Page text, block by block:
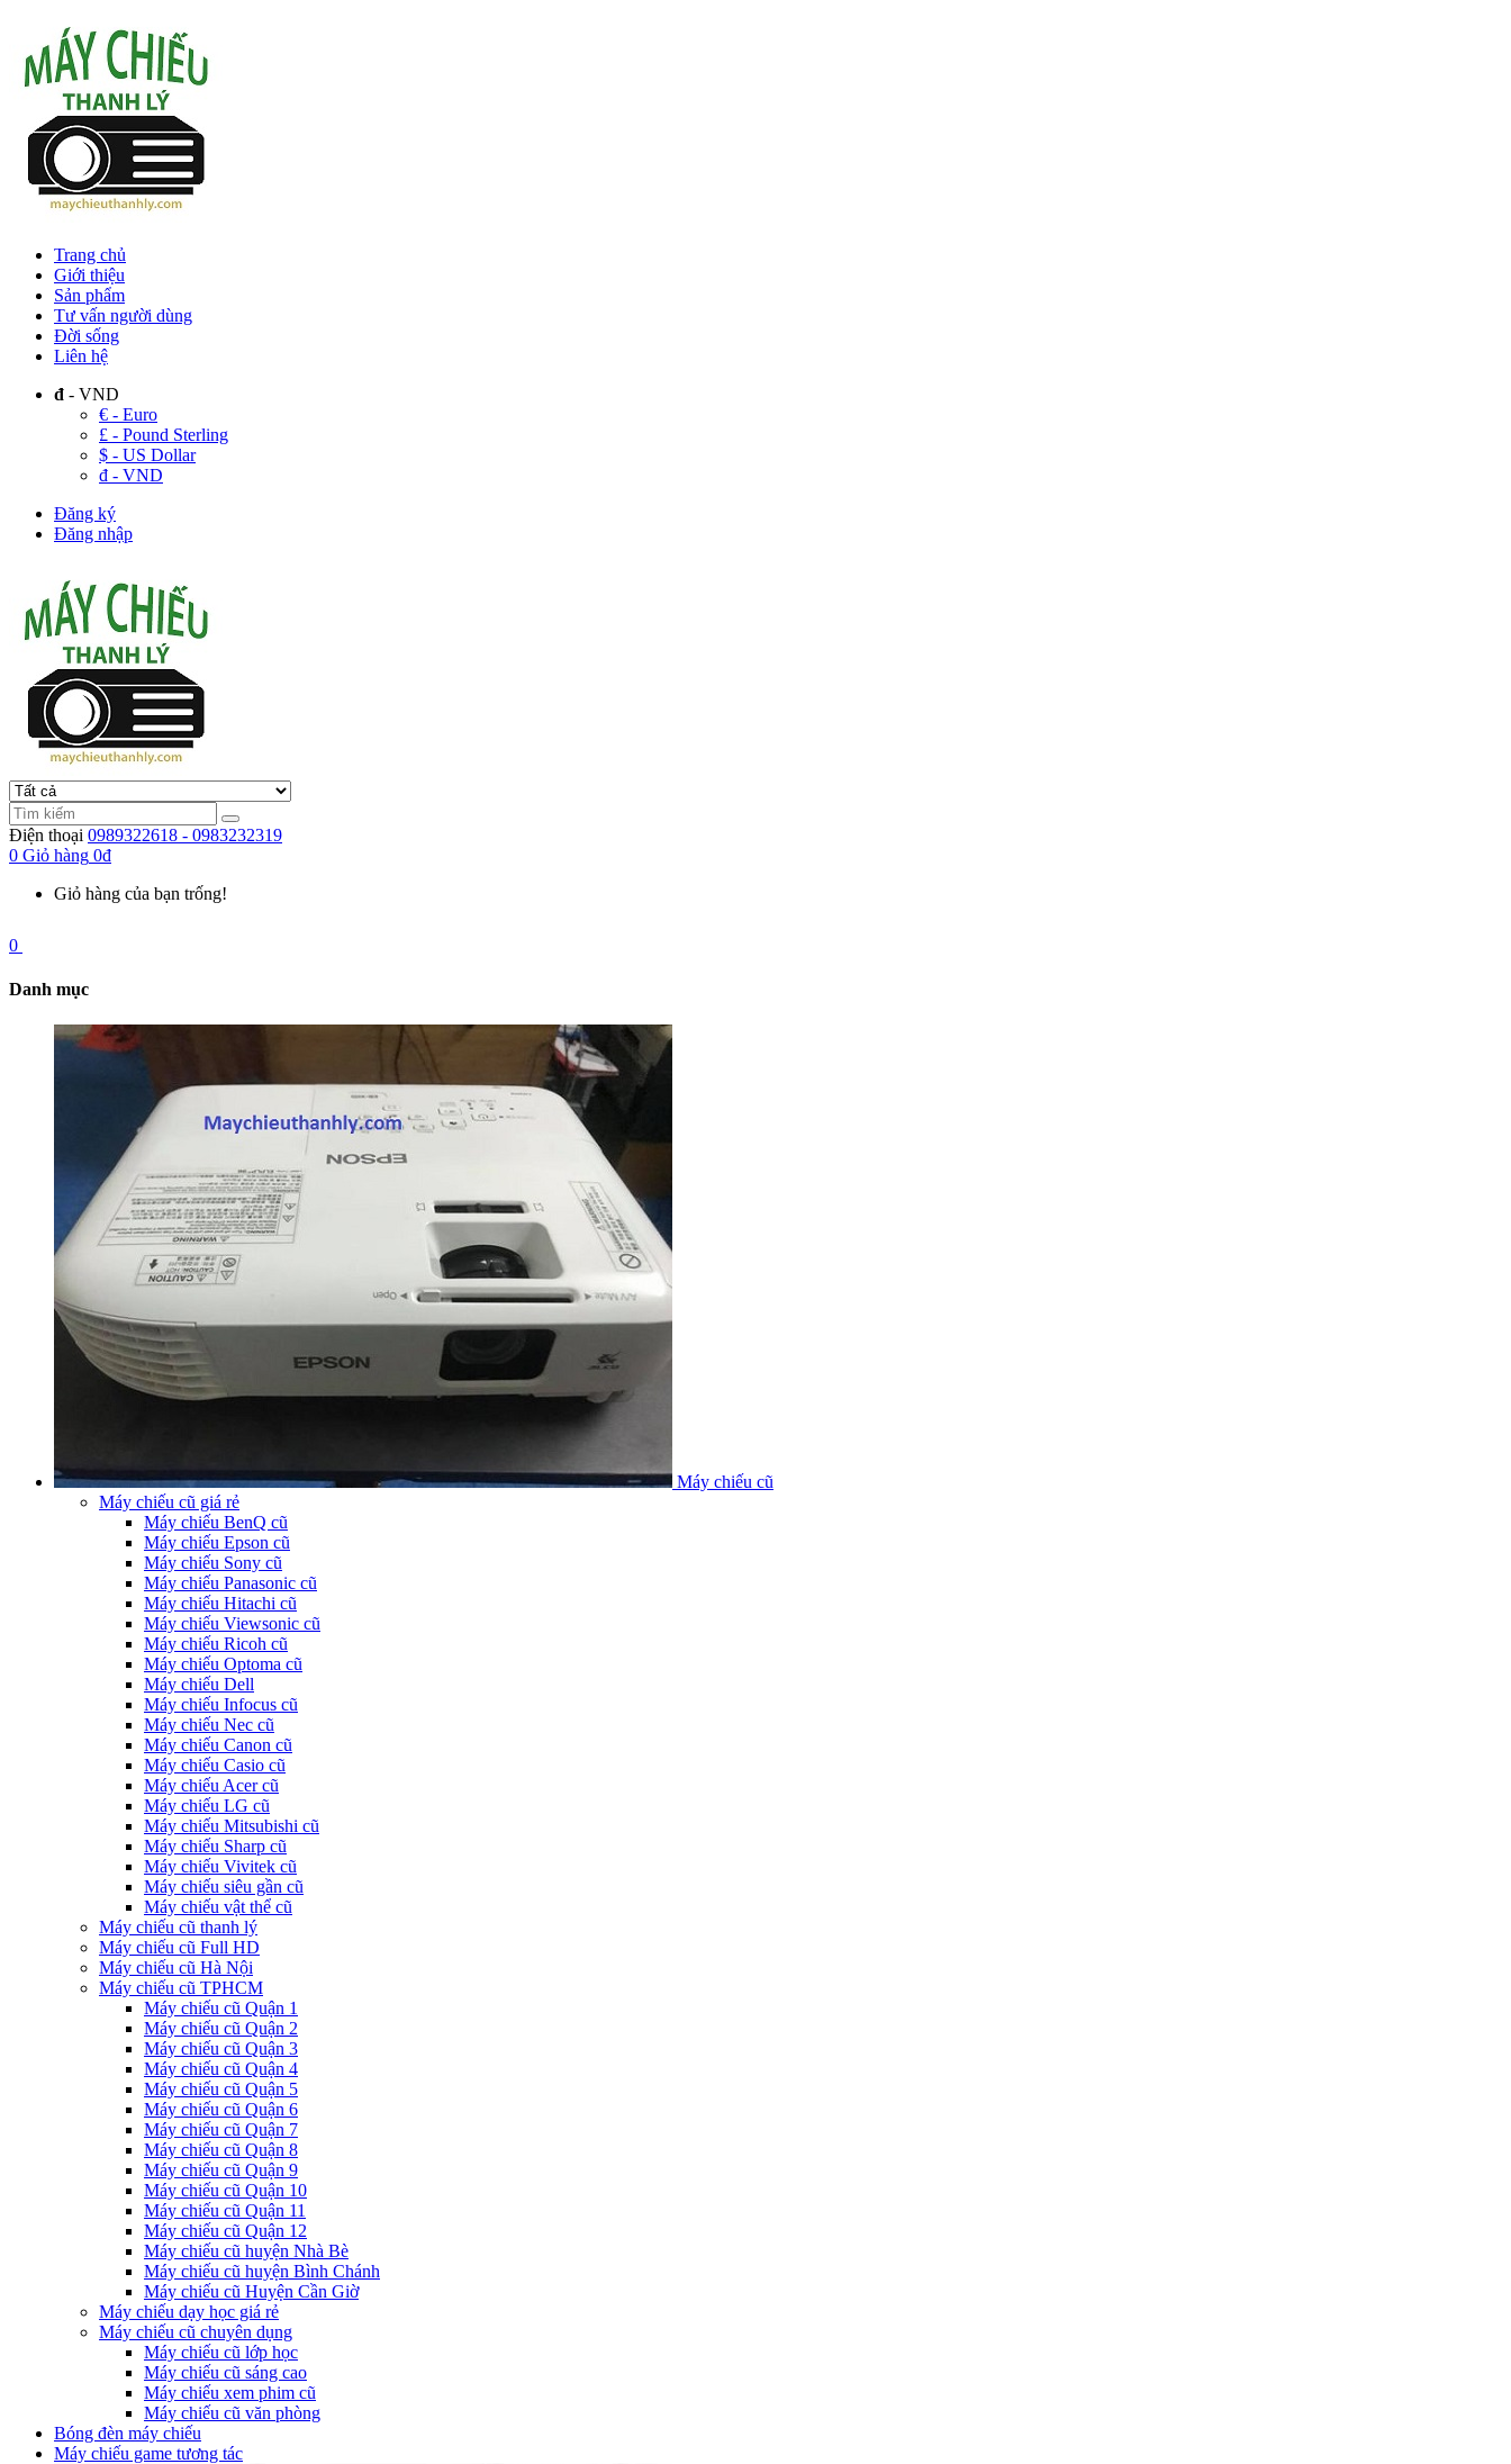
Trang chủ
Giới thiệu
Sản phẩm
Tư vấn người dùng
Đời sống
Liên hệ
đ - VND
€ - Euro
£ - Pound Sterling
$ - US Dollar
đ - VND
Đăng ký
Đăng nhập
Điện thoại 0989322618 - 0983232319
0 Giỏ hàng 0đ
Giỏ hàng của bạn trống!
0
Danh mục
Máy chiếu cũ
Máy chiếu cũ giá rẻ
Máy chiếu BenQ cũ
Máy chiếu Epson cũ
Máy chiếu Sony cũ
Máy chiếu Panasonic cũ
Máy chiếu Hitachi cũ
Máy chiếu Viewsonic cũ
Máy chiếu Ricoh cũ
Máy chiếu Optoma cũ
Máy chiếu Dell
Máy chiếu Infocus cũ
Máy chiếu Nec cũ
Máy chiếu Canon cũ
Máy chiếu Casio cũ
Máy chiếu Acer cũ
Máy chiếu LG cũ
Máy chiếu Mitsubishi cũ
Máy chiếu Sharp cũ
Máy chiếu Vivitek cũ
Máy chiếu siêu gần cũ
Máy chiếu vật thể cũ
Máy chiếu cũ thanh lý
Máy chiếu cũ Full HD
Máy chiếu cũ Hà Nội
Máy chiếu cũ TPHCM
Máy chiếu cũ Quận 1
Máy chiếu cũ Quận 2
Máy chiếu cũ Quận 3
Máy chiếu cũ Quận 4
Máy chiếu cũ Quận 5
Máy chiếu cũ Quận 6
Máy chiếu cũ Quận 7
Máy chiếu cũ Quận 8
Máy chiếu cũ Quận 9
Máy chiếu cũ Quận 10
Máy chiếu cũ Quận 11
Máy chiếu cũ Quận 12
Máy chiếu cũ huyện Nhà Bè
Máy chiếu cũ huyện Bình Chánh
Máy chiếu cũ Huyện Cần Giờ
Máy chiếu dạy học giá rẻ
Máy chiếu cũ chuyên dụng
Máy chiếu cũ lớp học
Máy chiếu cũ sáng cao
Máy chiếu xem phim cũ
Máy chiếu cũ văn phòng
Bóng đèn máy chiếu
Máy chiếu game tương tác